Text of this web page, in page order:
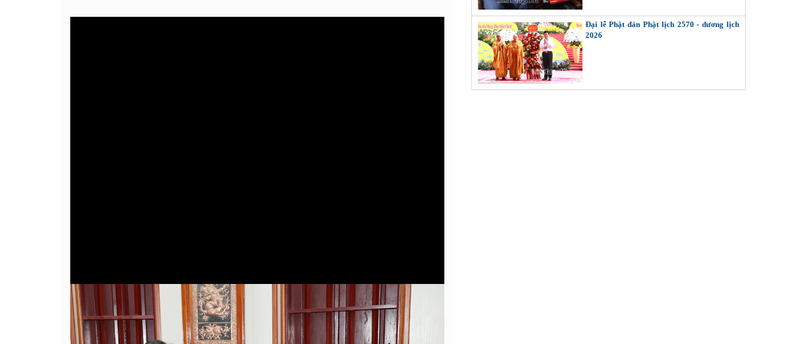
Đại lễ Phật đản Phật lịch 2570 - dương lịch
2026